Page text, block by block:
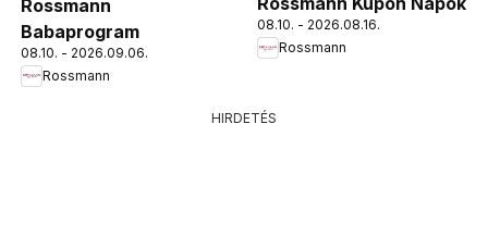
Rossmann
Babaprogram
08.10. - 2026.09.06.
Rossmann
08.10. - 2026.08.16.
Rossmann
HIRDETÉS